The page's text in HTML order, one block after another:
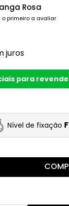
Rosa
o primeiro a avaliar
juros
para
Nível de fixação